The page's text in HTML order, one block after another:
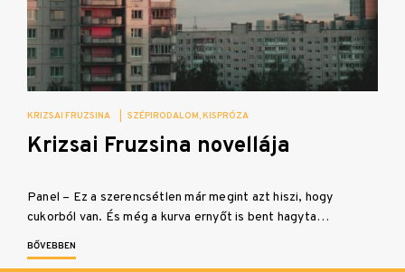
KRIZSAI FRUZSINA SZÉPIRODALOM KISPRÓZA
Krizsai Fruzsina novellája
Panel – Ez a szerencsétlen már megint azt hiszi, hogy
cukorból van. És még a kurva ernyőt is bent hagyta…
BŐVEBBEN